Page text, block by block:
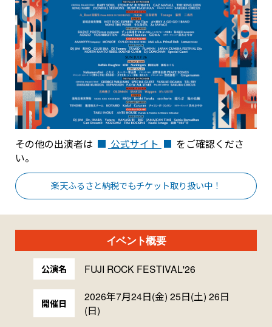
その他の出演者は 公式サイト
をご確認くださ
い。
楽天ふるさと納税でもチケット取り扱い中！
イベント概要
公演名 FUJI ROCK FESTIVAL'26
開催日
2026年7月24日(金) 25日(土) 26日
(日)